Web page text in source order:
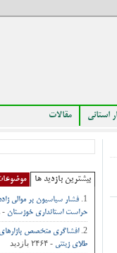
استانی مقالات
بیشترین بازدید ها
فشار سیاسیون بر موالی
حراست استانداری خوزستان - ۲۵۲۸ بازدید
افشاگری متخصص بازارهای
طلای زینتی - ۲۴۶۴ بازدید